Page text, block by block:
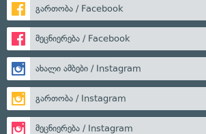
გართობა / Facebook
მეცნიერება / Facebook
ახალი ამბები / Instagram
გართობა / Instagram
მეცნიერება / Instagram